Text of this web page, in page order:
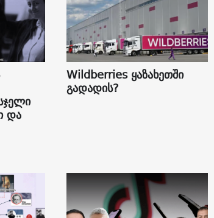
და
Wildberries ყაზახეთში
გადადის?